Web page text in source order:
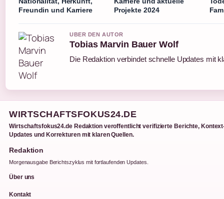
Freundin und Karriere
Projekte 2024
UBER DEN AUTOR
Tobias Marvin Bauer Wolf
Die Redaktion verbindet schnelle Updates mit
WIRTSCHAFTSFOKUS24.DE
Wirtschaftsfokus24.de Redaktion veroffentlicht verifizierte Berichte,
Updates und Korrekturen mit klaren Quellen.
Redaktion
Morgenausgabe Berichtszyklus mit fortlaufenden Updates.
Über uns
Kontakt